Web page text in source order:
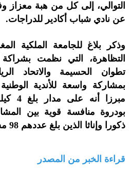
التوالي، إلى كل من هبة معزاز
عن نادي شباب أكادير للدراجات.
وذكر بلاغ للجامعة الملكية
التظاهرة، التي نظمت
تطوان الحسيمة والاتحاد
بمشاركة واسعة للأندية
بودروة منافسة قوية بين
ذكورا وإناثا الذين بلغ عددهم 98 مشاركا ومشاركة.
قراءة الخبر من المصدر